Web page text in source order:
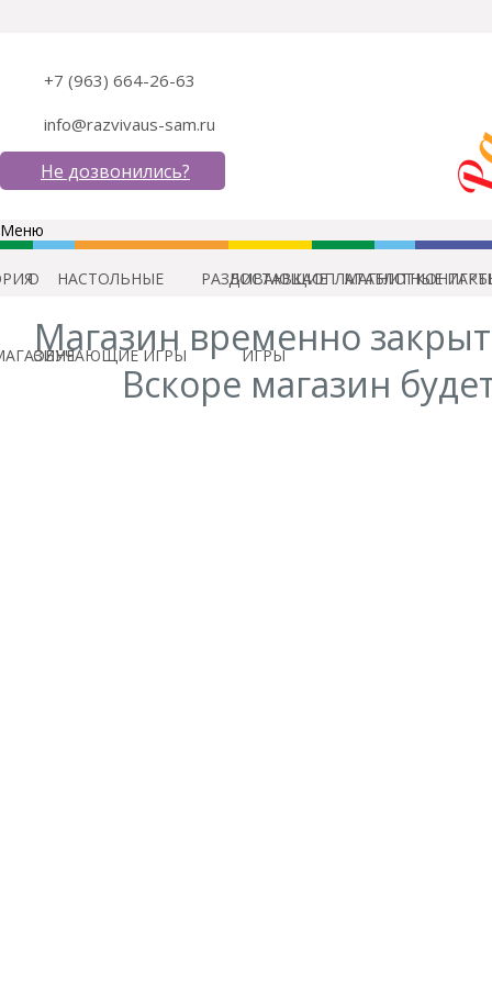
+7 (963) 664-26-63
info@razvivaus-sam.ru
Не дозвонились?
Меню
О НАСТОЛЬНЫЕ
ОБУЧАЮЩИЕ ИГРЫ
РАЗВИВАЮЩИЕ
ИГРЫ
МАГНИТНЫЕ ИГРЫ
ДОСТАВКАОПЛАТАБЛОГ
Магазин временно
Вскоре магазин